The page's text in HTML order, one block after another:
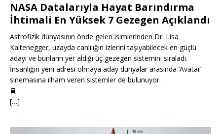
NASA Datalarıyla Hayat Barındırma
İhtimali En Yüksek 7 Gezegen Açıklandı
Astrofizik dünyasının önde gelen isimlerinden Dr. Lisa
Kaltenegger, uzayda canlılığın izlerini taşıyabilecek en güçlü
adayı ve bunların yer aldığı üç gezegen sistemini sıraladı.
İnsanlığın yeni adresi olmaya aday dünyalar arasında ‘Avatar’
sinemasına ilham veren sistemler de bulunuyor.
🚆
[…]